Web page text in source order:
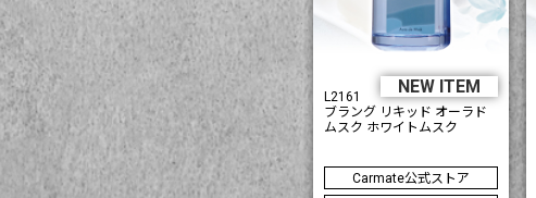
NEW ITEM
L2161
ブラング リキッド オーラド
ムスク ホワイトムスク
Carmate公式ストア